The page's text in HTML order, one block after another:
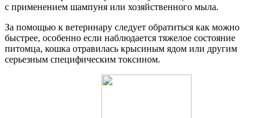
с применением шампуня или хозяйственного мыла.
За помощью к ветеринару следует обратиться как можно
быстрее, особенно если наблюдается тяжелое состояние
питомца, кошка отравилась крысиным ядом или другим
серьезным специфическим токсином.